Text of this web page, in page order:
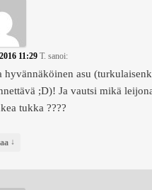
11:29 T. sanoi:
hyvännäköinen asu
;D)! Ja vautsi mikä
tukka ????
↓